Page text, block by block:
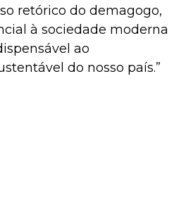
retórico do demagogo,
à sociedade moderna
ao
do nosso país.”